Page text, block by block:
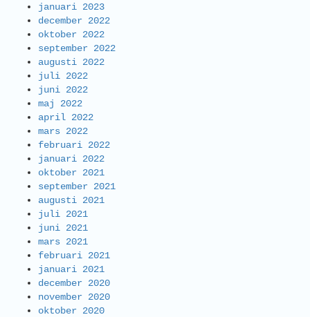
januari 2023
december 2022
oktober 2022
september 2022
augusti 2022
juli 2022
juni 2022
maj 2022
april 2022
mars 2022
februari 2022
januari 2022
oktober 2021
september 2021
augusti 2021
juli 2021
juni 2021
mars 2021
februari 2021
januari 2021
december 2020
november 2020
oktober 2020